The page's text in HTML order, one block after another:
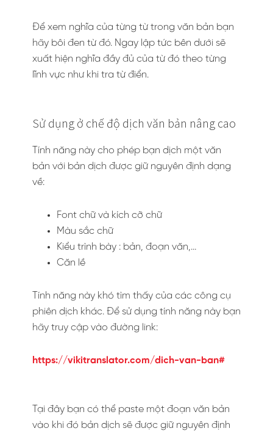
Để xem nghĩa của từng từ trong văn bản bạn
hãy bôi đen từ đó. Ngay lập tức bên dưới sẽ
xuất hiện nghĩa đầy đủ của từ đó theo từng
lĩnh vực như khi tra từ điển.
Sử dụng ở chế độ dịch văn bản nâng cao
Tính năng này cho phép bạn dịch một văn
bản với bản dịch được giữ nguyên định dạng
về:
Font chữ và kích cỡ chữ
Màu sắc chữ
Kiểu trình bày : bản, đoạn văn,…
Căn lề
Tính năng này khó tìm thấy của các công cụ
phiên dịch khác. Để sử dụng tính năng này bạn
hãy truy cập vào đường link:
https://vikitranslator.com/dich-van-ban#
Tại đây bạn có thể paste một đoạn văn bản
vào khi đó bản dịch sẽ được giữ nguyên định